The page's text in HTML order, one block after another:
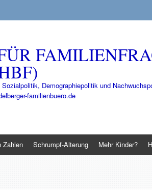
Demographiepolitik und
familienbuero.de
Zahlen Schrumpf-Alterung Mehr Kinder?